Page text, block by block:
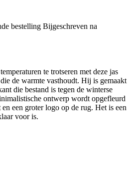
bestelling Bijgeschreven na
te trotseren met deze jas
de warmte vasthoudt. Hij is gemaakt
die bestand is tegen de winterse
ontwerp wordt opgefleurd
een groter logo op de rug. Het is een
voor is.